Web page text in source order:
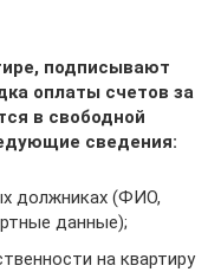
подписывают
оплаты счетов за
в свободной
сведения:
должниках (ФИО,
данные);
на квартиру